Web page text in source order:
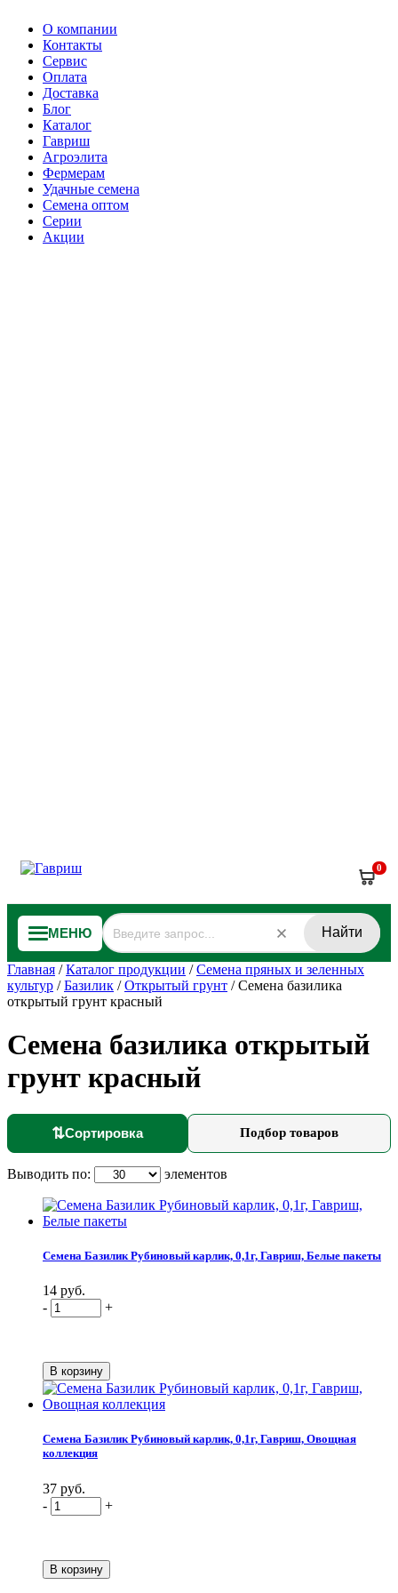
О компании
Контакты
Сервис
Оплата
Доставка
Блог
Каталог
Гавриш
Агроэлита
Фермерам
Удачные семена
Семена оптом
Серии
Акции
0
МЕНЮ Найти
Главная /Каталог продукции /Семена пряных и зеленных
культур /Базилик /Открытый грунт /Семена базилика
открытый грунт красный
Семена базилика открытый
грунт красный
⇅Сортировка Подбор товаров
Выводить по: элементов
Семена Базилик Рубиновый карлик, 0,1г, Гавриш, Белые пакеты
14 руб.
-
+
Семена Базилик Рубиновый карлик, 0,1г, Гавриш, Овощная
коллекция
37 руб.
-
+